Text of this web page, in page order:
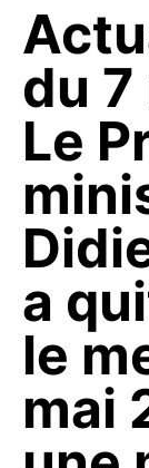
du
Le
a
le
mai